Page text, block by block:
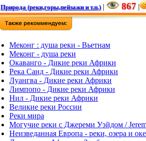
Природа (реки,горы,пейзажи и т.п.)| 867 |
Меконг : душа реки - Вьетнам
Меконг - душа реки
Окаванго - Дикие реки Африки
Река Санд - Дикие реки Африки
Луангва - Дикие реки Африки
Лимпопо - Дикие реки Африки
Нил - Дикие реки Африки
Великие реки России
Реки мира
Могучие реки с Джереми Уэйдом /
Неизведанная Европа - реки, озера и